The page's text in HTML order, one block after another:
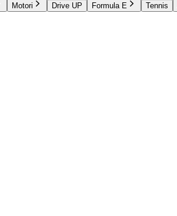
Motori Drive UP Formula E Tennis